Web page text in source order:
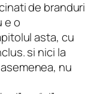
de branduri
e o
asta, cu
si nici la
nu